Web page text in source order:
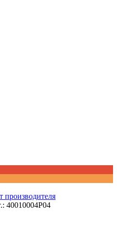
40010004Р04